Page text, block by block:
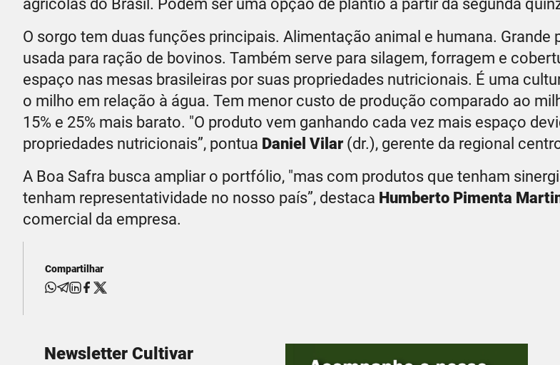
agrícolas do Brasil. Podem ser uma opção de plantio a partir da segunda
O sorgo tem duas funções principais. Alimentação animal e humana. Grande
usada para ração de bovinos. Também serve para silagem, forragem e
espaço nas mesas brasileiras por suas propriedades nutricionais. É uma
o milho em relação à água. Tem menor custo de produção comparado ao
15% e 25% mais barato. "O produto vem ganhando cada vez mais espaço
propriedades nutricionais”, pontua Daniel Vilar (dr.), gerente da regional
A Boa Safra busca ampliar o portfólio, "mas com produtos que tenham
tenham representatividade no nosso país”, destaca Humberto Pimenta
comercial da empresa.
Compartilhar
Newsletter Cultivar